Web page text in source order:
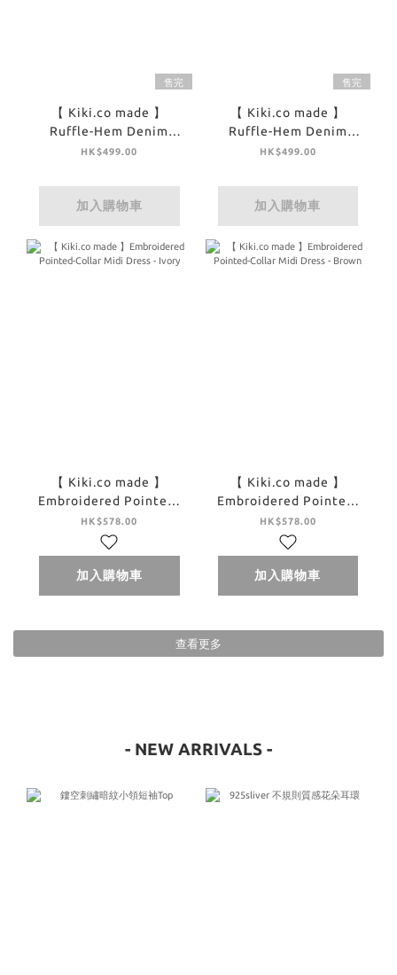
售完
【 Kiki.co made 】
Ruffle-Hem Denim
Panel Skirt - Off White
HK$499.00
加入購物車
售完
【 Kiki.co made 】
Ruffle-Hem Denim
Panel Skirt - Denim
HK$499.00
加入購物車
【 Kiki.co made 】
Embroidered Pointed-
Collar Midi Dress -
Ivory
HK$578.00
加入購物車
【 Kiki.co made 】
Embroidered Pointed-
Collar Midi Dress -
Brown
HK$578.00
加入購物車
查看更多
- NEW ARRIVALS -